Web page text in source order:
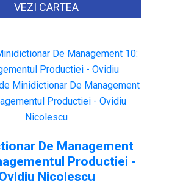
VEZI CARTEA
De Management
Productiei -
Nicolescu